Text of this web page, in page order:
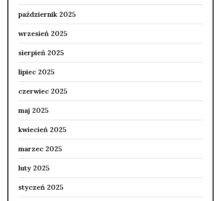
październik 2025
wrzesień 2025
sierpień 2025
lipiec 2025
czerwiec 2025
maj 2025
kwiecień 2025
marzec 2025
luty 2025
styczeń 2025